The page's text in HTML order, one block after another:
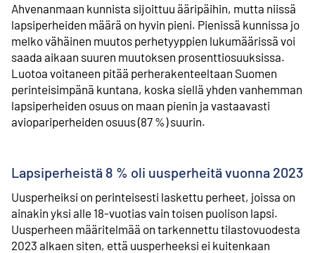
Ahvenanmaan kunnista sijoittuu ääripäihin, mutta niissä
lapsiperheiden määrä on hyvin pieni. Pienissä kunnissa jo
melko vähäinen muutos perhetyyppien lukumäärissä voi
saada aikaan suuren muutoksen prosenttiosuuksissa.
Luotoa voitaneen pitää perherakenteeltaan Suomen
perinteisimpänä kuntana, koska siellä yhden vanhemman
lapsiperheiden osuus on maan pienin ja vastaavasti
aviopariperheiden osuus (87 %) suurin.
Lapsiperheistä 8 % oli uusperheitä vuonna 2023
Uusperheiksi on perinteisesti laskettu perheet, joissa on
ainakin yksi alle 18-vuotias vain toisen puolison lapsi.
Uusperheen määritelmää on tarkennettu tilastovuodesta
2023 alkaen siten, että uusperheeksi ei kuitenkaan